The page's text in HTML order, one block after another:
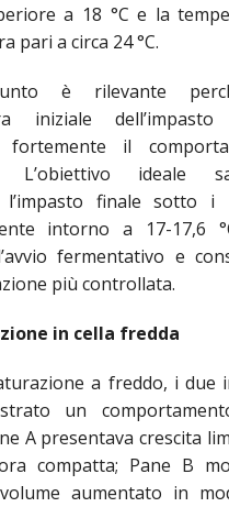
a 18 °C e la
pari a circa 24 °C.
è rilevante
iniziale dell’impasto
fortemente il
L’obiettivo ideale
l’impasto finale sotto i
intorno a 17-17,6
fermentativo e
più controllata.
in cella fredda
a freddo, i due
un
A presentava crescita
compatta; Pane B
aumentato in